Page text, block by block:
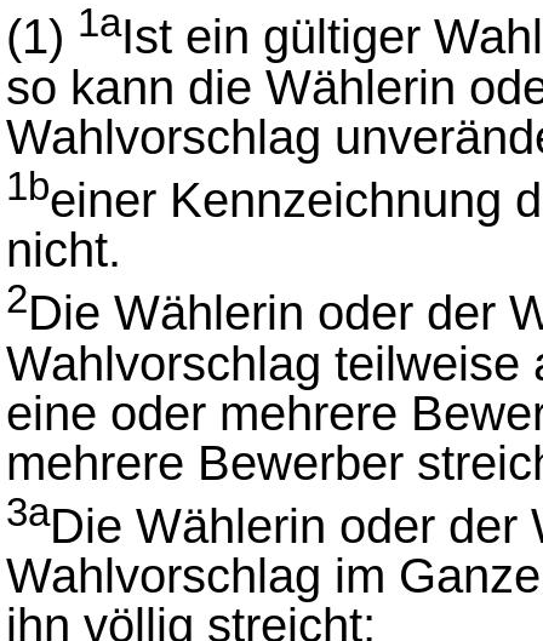
(1) 1aIst ein gültiger
so kann die Wählerin
Wahlvorschlag
1beiner Kennzeichnung
nicht.
2Die Wählerin oder der
Wahlvorschlag teilweise
eine oder mehrere
mehrere Bewerber
3aDie Wählerin oder der
Wahlvorschlag im
ihn völlig streicht;